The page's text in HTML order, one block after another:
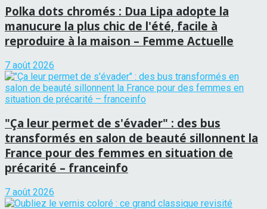
Polka dots chromés : Dua Lipa adopte la
manucure la plus chic de l'été, facile à
reproduire à la maison – Femme Actuelle
7 août 2026
"Ça leur permet de s'évader" : des bus
transformés en salon de beauté sillonnent la
France pour des femmes en situation de
précarité – franceinfo
7 août 2026